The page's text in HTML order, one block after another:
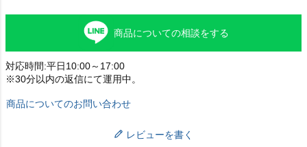
商品についての相談をする
対応時間:平日10:00～17:00
※30分以内の返信にて運用中。
商品についてのお問い合わせ
レビューを書く